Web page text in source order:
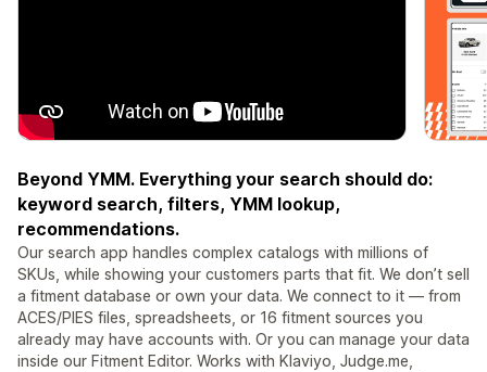
Beyond YMM. Everything your search should do:
keyword search, filters, YMM lookup,
recommendations.
Our search app handles complex catalogs with millions of
SKUs, while showing your customers parts that fit. We don’t sell
a fitment database or own your data. We connect to it — from
ACES/PIES files, spreadsheets, or 16 fitment sources you
already may have accounts with. Or you can manage your data
inside our Fitment Editor. Works with Klaviyo, Judge.me,